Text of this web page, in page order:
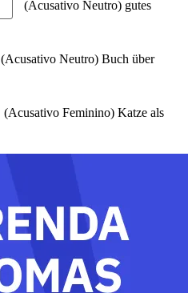
(Acusativo Neutro) gutes
(Acusativo Neutro) Buch über
(Acusativo Feminino) Katze als